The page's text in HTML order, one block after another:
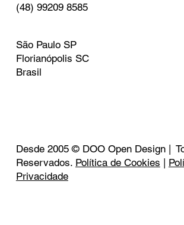
(48) 99209 8585
São Paulo SP
Florianópolis SC
Brasil
Desde 2005 © DOO Open Design |
Reservados. Política de Cookies |
Privacidade